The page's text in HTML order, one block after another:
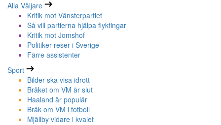
Alla Väljare
Kritik mot Vänsterpartiet
Så vill partierna hjälpa flyktingar
Kritik mot Jomshof
Politiker reser i Sverige
Färre assistenter
Sport
Bilder ska visa idrott
Bråket om VM är slut
Haaland är populär
Bråk om VM i fotboll
Mjällby vidare i kvalet